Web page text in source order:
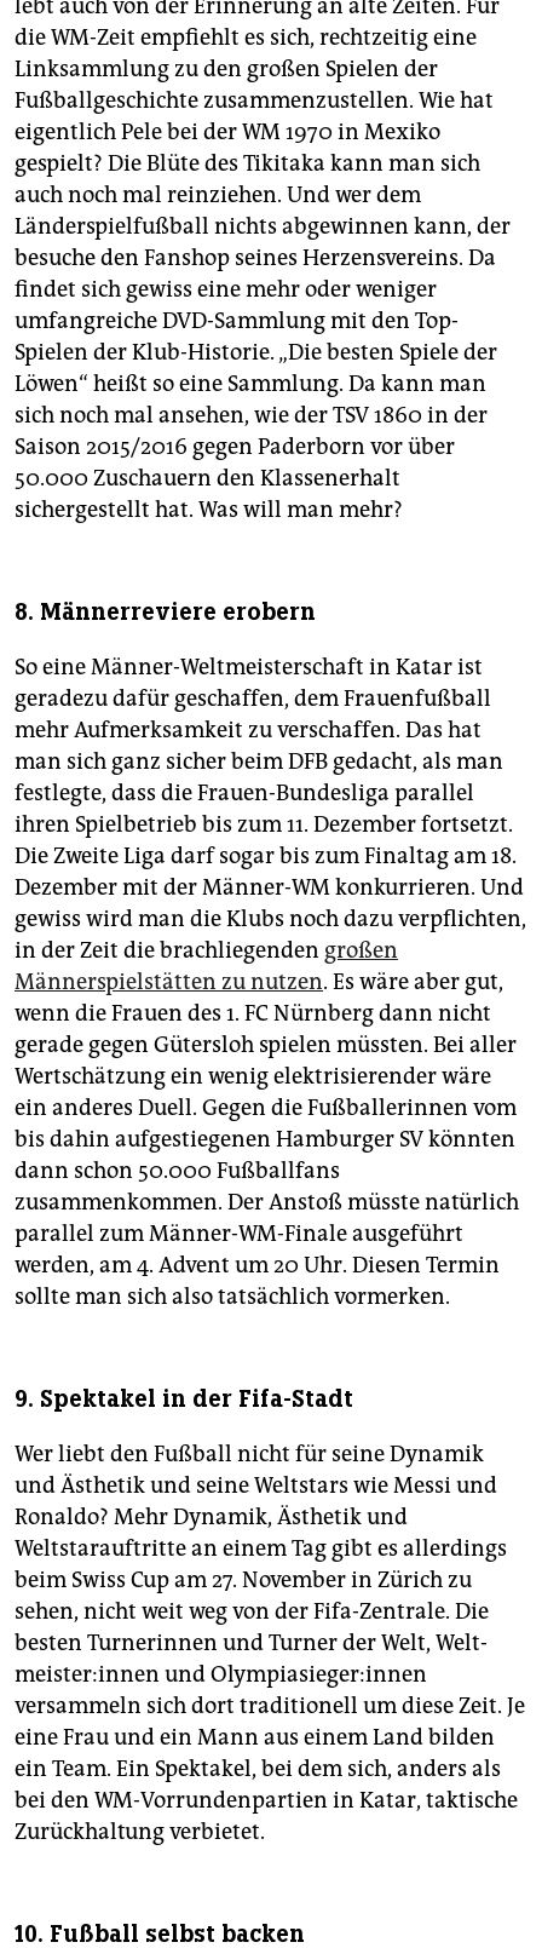
lebt auch von der Erinnerung an alte Zeiten. Für
die WM-Zeit empfiehlt es sich, rechtzeitig eine
Linksammlung zu den großen Spielen der
Fußballgeschichte zusammenzustellen. Wie hat
eigentlich Pele bei der WM 1970 in Mexiko
gespielt? Die Blüte des Tikitaka kann man sich
auch noch mal reinziehen. Und wer dem
Länderspielfußball nichts abgewinnen kann, der
besuche den Fanshop seines Herzensvereins. Da
findet sich gewiss eine mehr oder weniger
umfangreiche DVD-Sammlung mit den Top-
Spielen der Klub-Historie. „Die besten Spiele der
Löwen“ heißt so eine Sammlung. Da kann man
sich noch mal ansehen, wie der TSV 1860 in der
Saison 2015/2016 gegen Paderborn vor über
50.000 Zuschauern den Klassenerhalt
sichergestellt hat. Was will man mehr?
8. Männerreviere erobern
So eine Männer-Weltmeisterschaft in Katar ist
geradezu dafür geschaffen, dem Frauenfußball
mehr Aufmerksamkeit zu verschaffen. Das hat
man sich ganz sicher beim DFB gedacht, als man
festlegte, dass die Frauen-Bundesliga parallel
ihren Spielbetrieb bis zum 11. Dezember fortsetzt.
Die Zweite Liga darf sogar bis zum Finaltag am 18.
Dezember mit der Männer-WM konkurrieren. Und
gewiss wird man die Klubs noch dazu verpflichten,
in der Zeit die brachliegenden großen
Männerspielstätten zu nutzen. Es wäre aber gut,
wenn die Frauen des 1. FC Nürnberg dann nicht
gerade gegen Gütersloh spielen müssten. Bei aller
Wertschätzung ein wenig elektrisierender wäre
ein anderes Duell. Gegen die Fußballerinnen vom
bis dahin aufgestiegenen Hamburger SV könnten
dann schon 50.000 Fußballfans
zusammenkommen. Der Anstoß müsste natürlich
parallel zum Männer-WM-Finale ausgeführt
werden, am 4. Advent um 20 Uhr. Diesen Termin
sollte man sich also tatsächlich vormerken.
9. Spektakel in der Fifa-Stadt
Wer liebt den Fußball nicht für seine Dynamik
und Ästhetik und seine Weltstars wie Messi und
Ronaldo? Mehr Dynamik, Ästhetik und
Weltstarauftritte an einem Tag gibt es allerdings
beim Swiss Cup am 27. November in Zürich zu
sehen, nicht weit weg von der Fifa-Zentrale. Die
besten Turnerinnen und Turner der Welt, Welt­
meis­te­r:in­nen und Olym­pia­sie­ge­r:in­nen
versammeln sich dort traditionell um diese Zeit. Je
eine Frau und ein Mann aus einem Land bilden
ein Team. Ein Spektakel, bei dem sich, anders als
bei den WM-Vorrundenpartien in Katar, taktische
Zurückhaltung verbietet.
10. Fußball selbst backen